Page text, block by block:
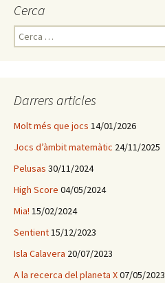
Cerca
e
:Darrers articles
Molt més que jocs 14/01/2026
Jocs d’àmbit matemàtic 24/11/2025
Pelusas 30/11/2024
High Score 04/05/2024
Mia! 15/02/2024
Sentient15/12/2023
Isla Calavera 20/07/2023
A la recerca del planeta X07/05/2023